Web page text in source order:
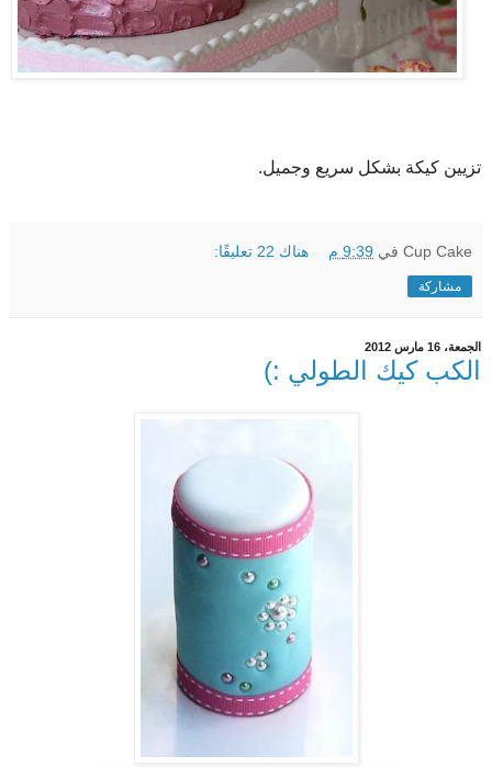
تزيين كيكة بشكل سريع وجميل.
Cup Cake في 9:39 م هناك 22 تعليقًا:
مشاركة
الجمعة، 16 مارس 2012
الكب كيك الطولي :)